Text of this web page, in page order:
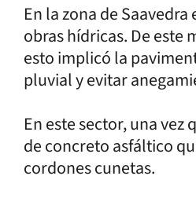
En la zona de
obras hídricas. De este
esto implicó la
pluvial y evitar
En este sector, una
de concreto asfáltico
cordones cunetas.